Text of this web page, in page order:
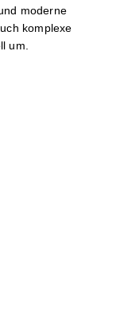
moderne
komplexe
um.